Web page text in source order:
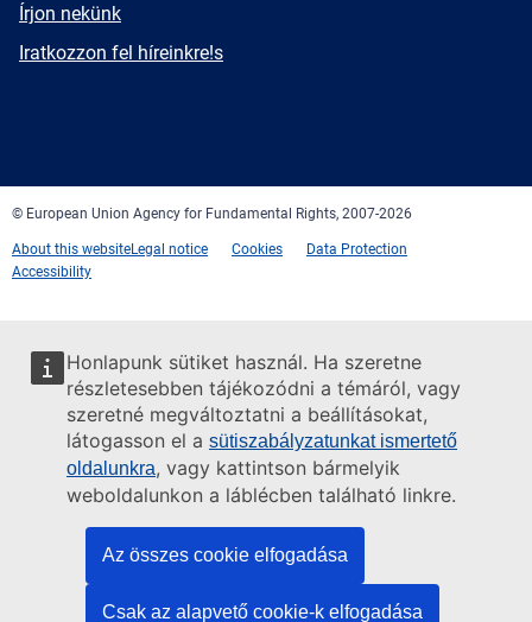
Honlapunk sütiket használ. Ha szeretne
részletesebben tájékozódni a témáról, vagy
szeretné megváltoztatni a beállításokat,
látogasson el a sütiszabályzatunkat ismertető
oldalunkra, vagy kattintson bármelyik
weboldalunkon a láblécben található linkre.
Az összes cookie elfogadása
Csak az alapvető cookie-k elfogadása
E-Írjon nekünk
Newsletter
Iratkozzon fel híreinkre!s
© European Union Agency for Fundamental Rights, 2007-2026
About this websiteLegal notice Cookies
Data Protection
Accessibility